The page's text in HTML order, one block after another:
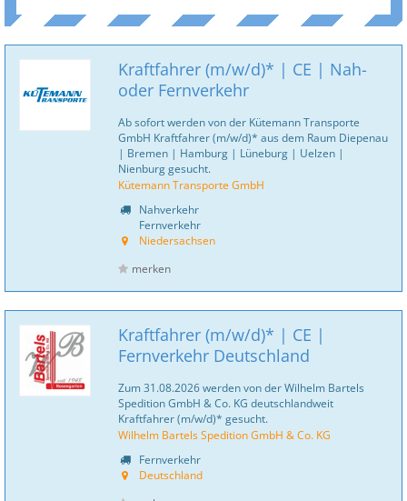
Kraftfahrer (m/w/d)* | CE | Nah-
oder Fernverkehr
Ab sofort werden von der Kütemann Transporte
GmbH Kraftfahrer (m/w/d)* aus dem Raum Diepenau
| Bremen | Hamburg | Lüneburg | Uelzen |
Nienburg gesucht.
Kütemann Transporte GmbH
Nahverkehr
Fernverkehr
Niedersachsen
merken
Kraftfahrer (m/w/d)* | CE |
Fernverkehr Deutschland
Zum 31.08.2026 werden von der Wilhelm Bartels
Spedition GmbH & Co. KG deutschlandweit
Kraftfahrer (m/w/d)* gesucht.
Wilhelm Bartels Spedition GmbH & Co. KG
Fernverkehr
Deutschland